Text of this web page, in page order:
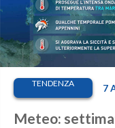
TENDENZA 7
Meteo: